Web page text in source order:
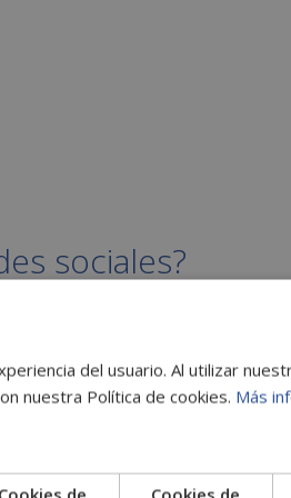
sociales?
del usuario. Al utilizar
nuestra Política de cookies. Más